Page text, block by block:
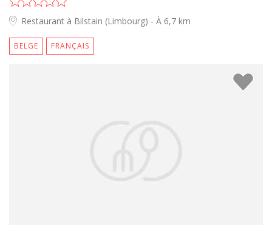
Restaurant à Bilstain (Limbourg) - À 6,7 km
BELGE FRANÇAIS